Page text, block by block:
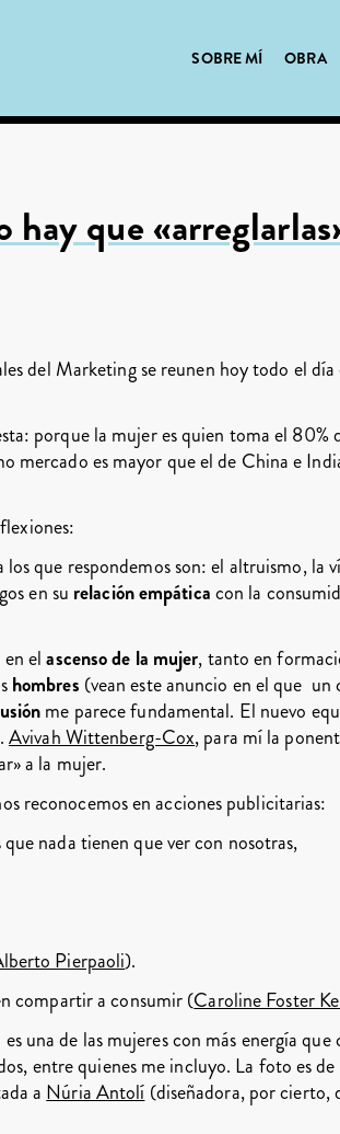
SOBRE MÍ OBRA
que
del Marketing se reunen hoy todo el día
porque la mujer es quien toma el 80%
mercado es mayor que el de China e
los que respondemos son: el altruismo, la
en su relación empáticacon la
en elascenso de la mujer, tanto en
hombres (vean este anuncio en el que un
me parece fundamental. El nuevo
Avivah Wittenberg-Cox, para mí la
a la mujer.
reconocemos en acciones publicitarias:
nada tienen que ver con nosotras,
Pierpaoli).
compartir a consumir (Caroline Foster
una de las mujeres con más energía que
entre quienes me incluyo. La foto es de
a Núria Antolí (diseñadora, por cierto,